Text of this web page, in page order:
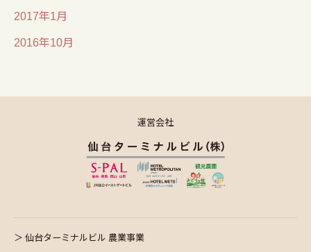
2017年1月
2016年10月
運営会社
仙台ターミナルビル 農業事業